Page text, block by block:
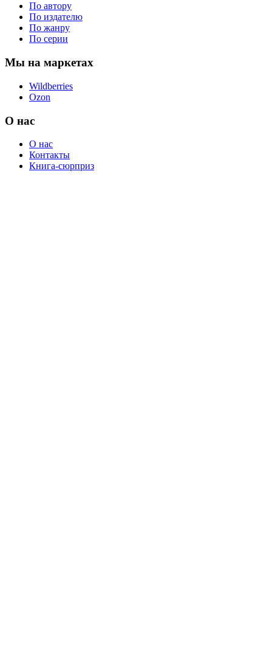
По автору
По издателю
По жанру
По серии
Мы на маркетах
Wildberries
Ozon
О нас
О нас
Контакты
Книга-сюрприз